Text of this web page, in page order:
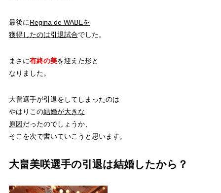
最後にRegina de WABEを
獲得したのは引退試合でした。
まさに有終の美を迎えた形と
なりました。
大畠選手が引退をしてしまったのは
やはりこの結婚が大きな
原因だったのでしょうか、
そこを次で書いていこうと思います。
大畠美咲選手の引退は結婚したから？